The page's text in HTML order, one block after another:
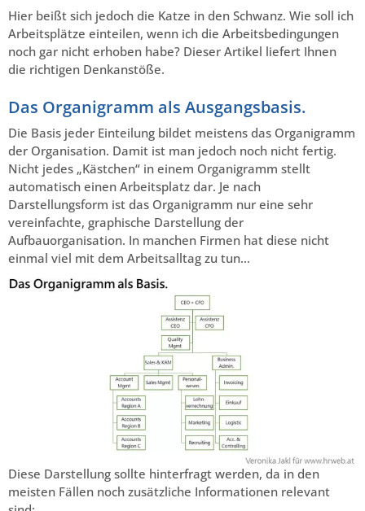
Hier beißt sich jedoch die Katze in den Schwanz. Wie soll ich
Arbeitsplätze einteilen, wenn ich die Arbeitsbedingungen
noch gar nicht erhoben habe? Dieser Artikel liefert Ihnen
die richtigen Denkanstöße.
Das Organigramm als Ausgangsbasis.
Die Basis jeder Einteilung bildet meistens das Organigramm
der Organisation. Damit ist man jedoch noch nicht fertig.
Nicht jedes „Kästchen“ in einem Organigramm stellt
automatisch einen Arbeitsplatz dar. Je nach
Darstellungsform ist das Organigramm nur eine sehr
vereinfachte, graphische Darstellung der
Aufbauorganisation. In manchen Firmen hat diese nicht
einmal viel mit dem Arbeitsalltag zu tun…
Diese Darstellung sollte hinterfragt werden, da in den
meisten Fällen noch zusätzliche Informationen relevant